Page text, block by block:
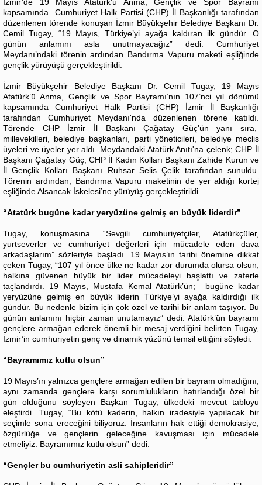
İzmir’de 19 Mayıs Atatürk’ü Anma, Gençlik ve Spor Bayramı
kapsamında Cumhuriyet Halk Partisi (CHP) İl Başkanlığı tarafından
düzenlenen törende konuşan İzmir Büyükşehir Belediye Başkanı Dr.
Cemil Tugay, “19 Mayıs, Türkiye’yi ayağa kaldıran ilk gündür. O
günün anlamını asla unutmayacağız” dedi. Cumhuriyet
Meydanı’ndaki törenin ardından Bandırma Vapuru maketi eşliğinde
gençlik yürüyüşü gerçekleştirildi.
İzmir Büyükşehir Belediye Başkanı Dr. Cemil Tugay, 19 Mayıs
Atatürk’ü Anma, Gençlik ve Spor Bayramı’nın 107’nci yıl dönümü
kapsamında Cumhuriyet Halk Partisi (CHP) İzmir İl Başkanlığı
tarafından Cumhuriyet Meydanı'nda düzenlenen törene katıldı.
Törende CHP İzmir İl Başkanı Çağatay Güç'ün yanı sıra,
millevekilleri, belediye başkanları, parti yöneticileri, belediye meclis
üyeleri ve üyeler yer aldı. Meydandaki Atatürk Anıtı'na çelenk; CHP İl
Başkanı Çağatay Güç, CHP İl Kadın Kolları Başkanı Zahide Kurun ve
İl Gençlik Kolları Başkanı Ruhsar Selis Çelik tarafından sunuldu.
Törenin ardından, Bandırma Vapuru maketinin de yer aldığı kortej
eşliğinde Alsancak İskelesi’ne yürüyüş gerçekleştirildi.
“Atatürk bugüne kadar yeryüzüne gelmiş en büyük liderdir”
Tugay, konuşmasına “Sevgili cumhuriyetçiler, Atatürkçüler,
yurtseverler ve cumhuriyet değerleri için mücadele eden dava
arkadaşlarım” sözleriyle başladı. 19 Mayıs’ın tarihi önemine dikkat
çeken Tugay, “107 yıl önce ülke ne kadar zor durumda olursa olsun,
halkına güvenen büyük bir lider mücadeleyi başlattı ve zaferle
taçlandırdı. 19 Mayıs, Mustafa Kemal Atatürk’ün; bugüne kadar
yeryüzüne gelmiş en büyük liderin Türkiye’yi ayağa kaldırdığı ilk
gündür. Bu nedenle bizim için çok özel ve tarihi bir anlam taşıyor. Bu
günün anlamını hiçbir zaman unutamayız” dedi. Atatürk’ün bayramı
gençlere armağan ederek önemli bir mesaj verdiğini belirten Tugay,
İzmir’in cumhuriyetin genç ve dinamik yüzünü temsil ettiğini söyledi.
“Bayramımız kutlu olsun”
19 Mayıs’ın yalnızca gençlere armağan edilen bir bayram olmadığını,
aynı zamanda gençlere karşı sorumlulukların hatırlandığı özel bir
gün olduğunu söyleyen Başkan Tugay, ülkedeki mevcut tabloyu
eleştirdi. Tugay, “Bu kötü kaderin, halkın iradesiyle yapılacak bir
seçimle sona ereceğini biliyoruz. İnsanların hak ettiği demokrasiye,
özgürlüğe ve gençlerin geleceğine kavuşması için mücadele
etmeliyiz. Bayramımız kutlu olsun” dedi.
“Gençler bu cumhuriyetin asli sahipleridir”